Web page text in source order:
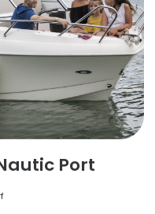
Port